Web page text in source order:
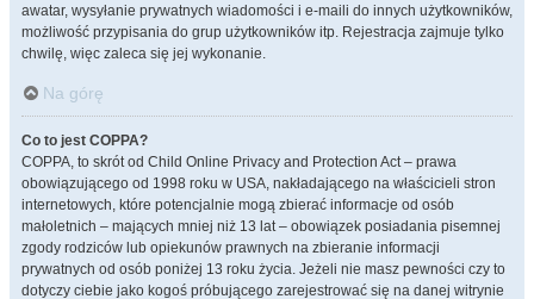
awatar, wysyłanie prywatnych wiadomości i e-maili do innych użytkowników,
możliwość przypisania do grup użytkowników itp. Rejestracja zajmuje tylko
chwilę, więc zaleca się jej wykonanie.
Na górę
Co to jest COPPA?
COPPA, to skrót od Child Online Privacy and Protection Act – prawa
obowiązującego od 1998 roku w USA, nakładającego na właścicieli stron
internetowych, które potencjalnie mogą zbierać informacje od osób
małoletnich – mających mniej niż 13 lat – obowiązek posiadania pisemnej
zgody rodziców lub opiekunów prawnych na zbieranie informacji
prywatnych od osób poniżej 13 roku życia. Jeżeli nie masz pewności czy to
dotyczy ciebie jako kogoś próbującego zarejestrować się na danej witrynie